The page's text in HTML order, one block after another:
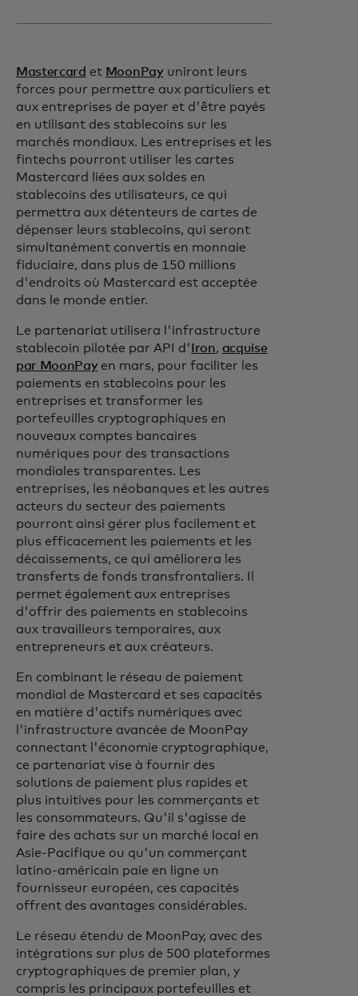
Mastercard et MoonPayuniront leurs
forces pour permettre aux particuliers et
aux entreprises de payer et d'être payés
en utilisant des stablecoins sur les
marchés mondiaux. Les entreprises et les
fintechs pourront utiliser les cartes
Mastercard liées aux soldes en
stablecoins des utilisateurs, ce qui
permettra aux détenteurs de cartes de
dépenser leurs stablecoins, qui seront
simultanément convertis en monnaie
fiduciaire, dans plus de 150 millions
d'endroits où Mastercard est acceptée
dans le monde entier.
Le partenariat utilisera l'infrastructure
stablecoin pilotée par API d' Iron, acquise
par MoonPayen mars, pour faciliter les
paiements en stablecoins pour les
entreprises et transformer les
portefeuilles cryptographiques en
nouveaux comptes bancaires
numériques pour des transactions
mondiales transparentes. Les
entreprises, les néobanques et les autres
acteurs du secteur des paiements
pourront ainsi gérer plus facilement et
plus efficacement les paiements et les
décaissements, ce qui améliorera les
transferts de fonds transfrontaliers. Il
permet également aux entreprises
d'offrir des paiements en stablecoins
aux travailleurs temporaires, aux
entrepreneurs et aux créateurs.
En combinant le réseau de paiement
mondial de Mastercard et ses capacités
en matière d'actifs numériques avec
l'infrastructure avancée de MoonPay
connectant l'économie cryptographique,
ce partenariat vise à fournir des
solutions de paiement plus rapides et
plus intuitives pour les commerçants et
les consommateurs. Qu'il s'agisse de
faire des achats sur un marché local en
Asie-Pacifique ou qu'un commerçant
latino-américain paie en ligne un
fournisseur européen, ces capacités
offrent des avantages considérables.
Le réseau étendu de MoonPay, avec des
intégrations sur plus de 500 plateformes
cryptographiques de premier plan, y
compris les principaux portefeuilles et